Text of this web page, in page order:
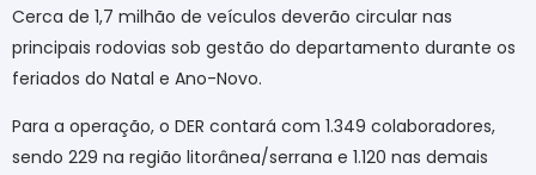
Cerca de 1,7 milhão de veículos deverão circular nas
principais rodovias sob gestão do departamento durante os
feriados do Natal e Ano-Novo.
Para a operação, o DER contará com 1.349 colaboradores,
sendo 229 na região litorânea/serrana e 1.120 nas demais